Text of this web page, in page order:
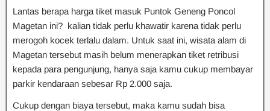
Lantas berapa harga tiket masuk Puntok Geneng Poncol
Magetan ini? kalian tidak perlu khawatir karena tidak perlu
merogoh kocek terlalu dalam. Untuk saat ini, wisata alam di
Magetan tersebut masih belum menerapkan tiket retribusi
kepada para pengunjung, hanya saja kamu cukup membayar
parkir kendaraan sebesar Rp 2.000 saja.
Cukup dengan biaya tersebut, maka kamu sudah bisa